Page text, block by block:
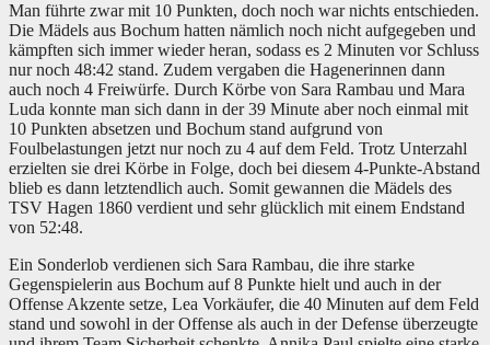
Man führte zwar mit 10 Punkten, doch noch war nichts entschieden.
Die Mädels aus Bochum hatten nämlich noch nicht aufgegeben und
kämpften sich immer wieder heran, sodass es 2 Minuten vor Schluss
nur noch 48:42 stand. Zudem vergaben die Hagenerinnen dann
auch noch 4 Freiwürfe. Durch Körbe von Sara Rambau und Mara
Luda konnte man sich dann in der 39 Minute aber noch einmal mit
10 Punkten absetzen und Bochum stand aufgrund von
Foulbelastungen jetzt nur noch zu 4 auf dem Feld. Trotz Unterzahl
erzielten sie drei Körbe in Folge, doch bei diesem 4-Punkte-Abstand
blieb es dann letztendlich auch. Somit gewannen die Mädels des
TSV Hagen 1860 verdient und sehr glücklich mit einem Endstand
von 52:48.
Ein Sonderlob verdienen sich Sara Rambau, die ihre starke
Gegenspielerin aus Bochum auf 8 Punkte hielt und auch in der
Offense Akzente setze, Lea Vorkäufer, die 40 Minuten auf dem Feld
stand und sowohl in der Offense als auch in der Defense überzeugte